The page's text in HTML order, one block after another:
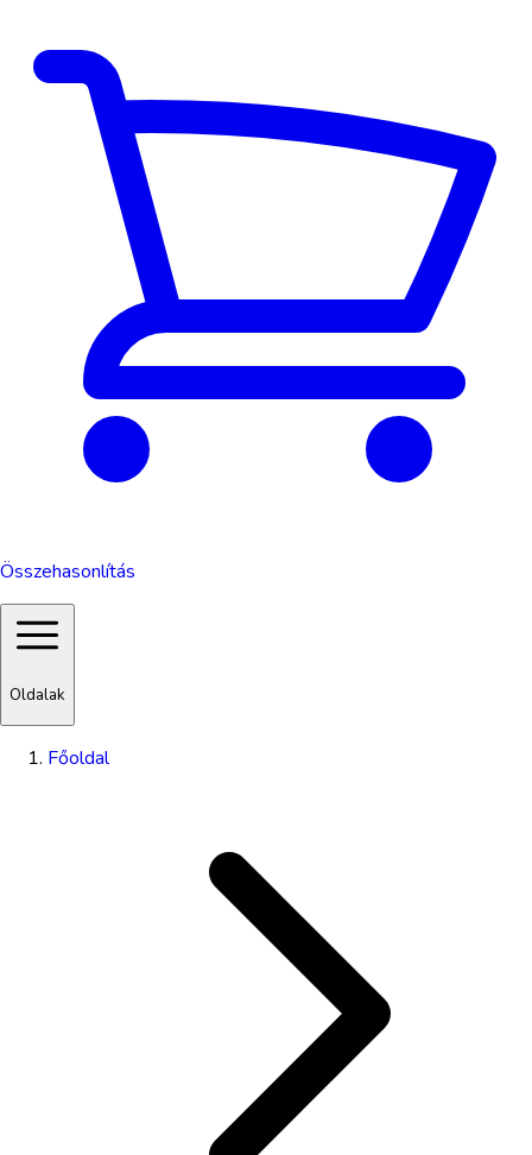
Összehasonlítás
Oldalak
Főoldal